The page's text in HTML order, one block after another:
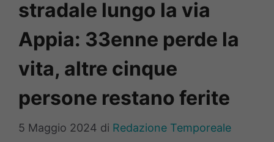
stradale lungo la via
Appia: 33enne perde la
vita, altre cinque
persone restano ferite
5 Maggio 2024 di Redazione Temporeale